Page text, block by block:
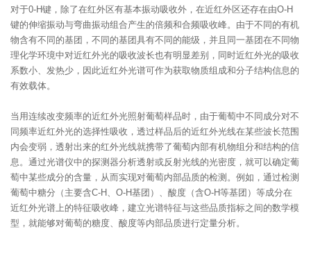
对于0-H键，除了在红外区有基本振动吸收外，在近红外区还存在由O-H
键的伸缩振动与弯曲振动组合产生的倍频和合频吸收峰。由于不同的有机
物含有不同的基团，不同的基团具有不同的能级，并且同一基团在不同物
理化学环境中对近红外光的吸收波长也有明显差别，同时近红外光的吸收
系数小、发热少，因此近红外光谱可作为获取物质组成和分子结构信息的
有效载体。
当用连续改变频率的近红外光照射葡萄样品时，由于葡萄中不同成分对不
同频率近红外光的选择性吸收，透过样品后的近红外光线在某些波长范围
内会变弱，透射出来的红外光线就携带了葡萄内部有机物组分和结构的信
息。通过光谱仪中的探测器分析透射或反射光线的光密度，就可以确定葡
萄中某些成分的含量，从而实现对葡萄内部品质的检测。例如，通过检测
葡萄中糖分（主要含C-H、O-H基团）、酸度（含O-H等基团）等成分在
近红外光谱上的特征吸收峰，建立光谱特征与这些品质指标之间的数学模
型，就能够对葡萄的糖度、酸度等内部品质进行定量分析。